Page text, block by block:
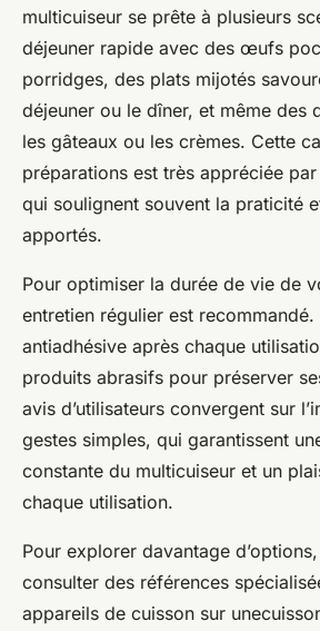
multicuiseur se prête à plusieurs
déjeuner rapide avec des œufs
porridges, des plats mijotés
déjeuner ou le dîner, et même des
les gâteaux ou les crèmes. Cette
préparations est très appréciée
qui soulignent souvent la praticité
apportés.
Pour optimiser la durée de vie de
entretien régulier est
antiadhésive après chaque
produits abrasifs pour préserver
avis d’utilisateurs convergent sur
gestes simples, qui garantissent
constante du multicuiseur et un
chaque utilisation.
Pour explorer davantage
consulter des références
appareils de cuisson sur